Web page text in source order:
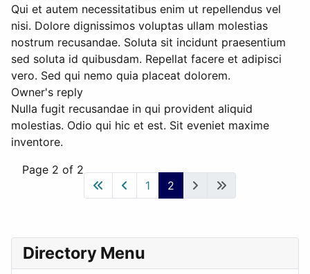
Qui et autem necessitatibus enim ut repellendus vel
nisi. Dolore dignissimos voluptas ullam molestias
nostrum recusandae. Soluta sit incidunt praesentium
sed soluta id quibusdam. Repellat facere et adipisci
vero. Sed qui nemo quia placeat dolorem.
Owner's reply
Nulla fugit recusandae in qui provident aliquid
molestias. Odio qui hic et est. Sit eveniet maxime
inventore.
Page 2 of 2
1
2
Directory Menu